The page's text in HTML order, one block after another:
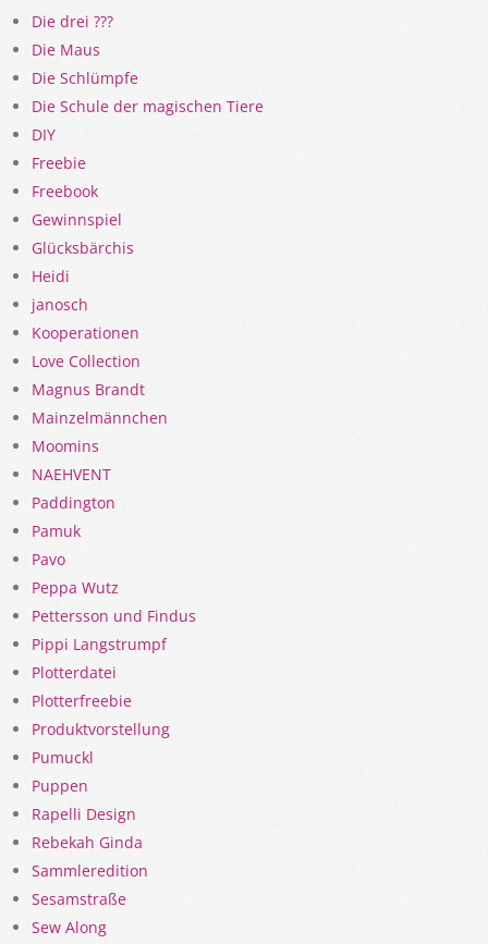
Die drei ???
Die Maus
Die Schlümpfe
Die Schule der magischen Tiere
DIY
Freebie
Freebook
Gewinnspiel
Glücksbärchis
Heidi
janosch
Kooperationen
Love Collection
Magnus Brandt
Mainzelmännchen
Moomins
NAEHVENT
Paddington
Pamuk
Pavo
Peppa Wutz
Pettersson und Findus
Pippi Langstrumpf
Plotterdatei
Plotterfreebie
Produktvorstellung
Pumuckl
Puppen
Rapelli Design
Rebekah Ginda
Sammleredition
Sesamstraße
Sew Along